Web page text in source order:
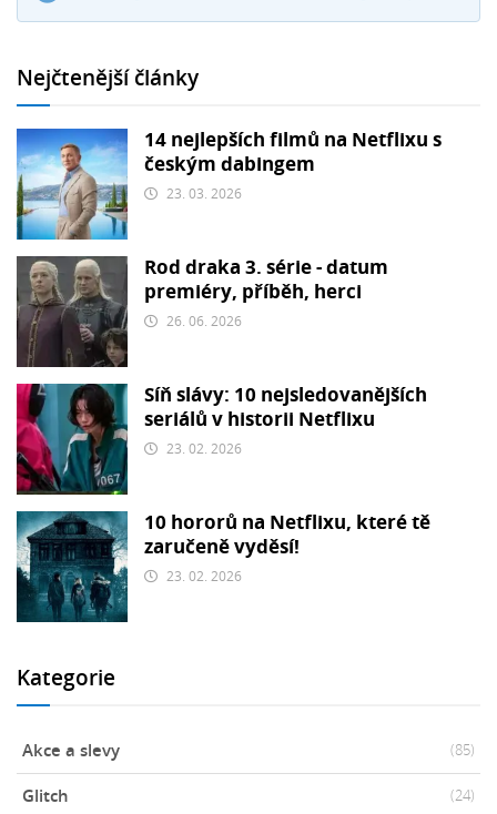
Nejčtenější články
14 nejlepších filmů na Netflixu s
českým dabingem
23. 03. 2026
Rod draka 3. série - datum
premiéry, příběh, herci
26. 06. 2026
Síň slávy: 10 nejsledovanějších
seriálů v historii Netflixu
23. 02. 2026
10 hororů na Netflixu, které tě
zaručeně vyděsí!
23. 02. 2026
Kategorie
Akce a slevy (85)
Glitch (24)